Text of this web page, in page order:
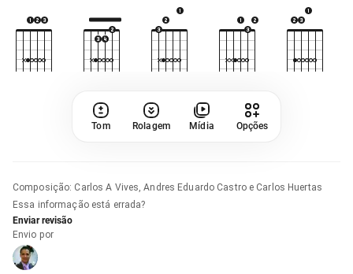
Tom Rolagem Mídia Opções
Composição: Carlos A Vives, Andres Eduardo Castro e Carlos Huertas
Essa informação está errada?
Enviar revisão
Envio por